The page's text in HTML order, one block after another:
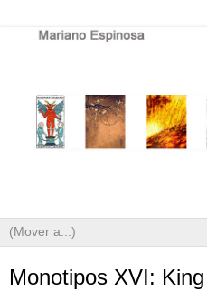
Monotipos XVI: